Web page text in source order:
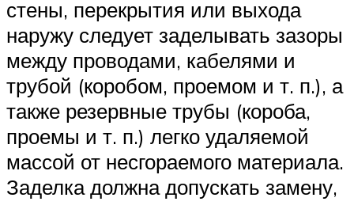
стены, перекрытия или выхода
наружу следует заделывать зазоры
между проводами, кабелями и
трубой (коробом, проемом и т. п.), а
также резервные трубы (короба,
проемы и т. п.) легко удаляемой
массой от несгораемого материала.
Заделка должна допускать замену,